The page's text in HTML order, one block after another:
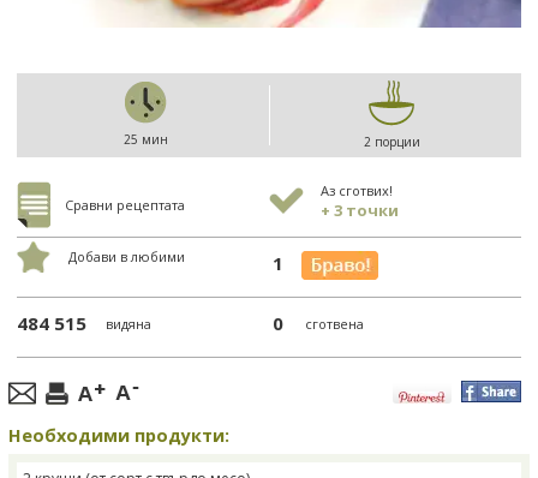
25 мин 2 порции
Сравни рецептата
Аз сготвих!
+ 3 точки
Добави в любими 1
484 515 видяна 0 сготвена
Необходими продукти: